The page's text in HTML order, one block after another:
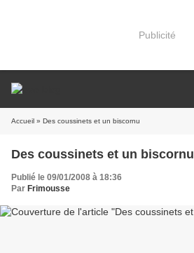
Publicité
Accueil » Des coussinets et un biscornu
Des coussinets et un biscornu
Publié le 09/01/2008 à 18:36
Par Frimousse